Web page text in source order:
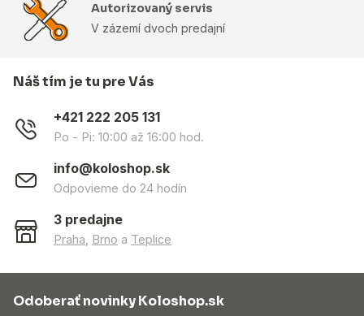
Autorizovaný servis
V zázemí dvoch predajní
Náš tím je tu pre Vás
+421 222 205 131
Po - Pi: 10:00 až 16:00 hod.
info@koloshop.sk
Odpovieme do 24 hodín
3 predajne
Praha Brno a Teplice
Odoberať novinky Koloshop.sk